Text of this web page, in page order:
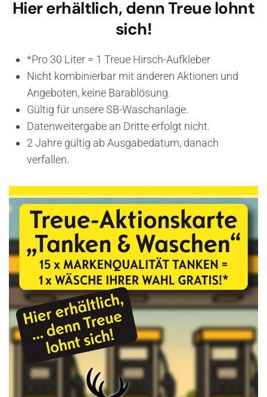
Hier erhältlich, denn Treue lohnt
sich!
*Pro 30 Liter = 1 Treue Hirsch-Aufkleber
Nicht kombinierbar mit anderen Aktionen und
Angeboten, keine Barablösung.
Gültig für unsere SB-Waschanlage.
Datenweitergabe an Dritte erfolgt nicht.
2 Jahre gültig ab Ausgabedatum, danach
verfallen.